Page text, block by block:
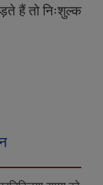
हैं तो निःशुल्क